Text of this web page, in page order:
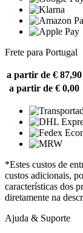
Frete para Portugal
a partir de € 87,90
a partir de € 0,00
*Estes custos de
custos adicionais,
características dos
diretamente na
Ajuda & Suporte